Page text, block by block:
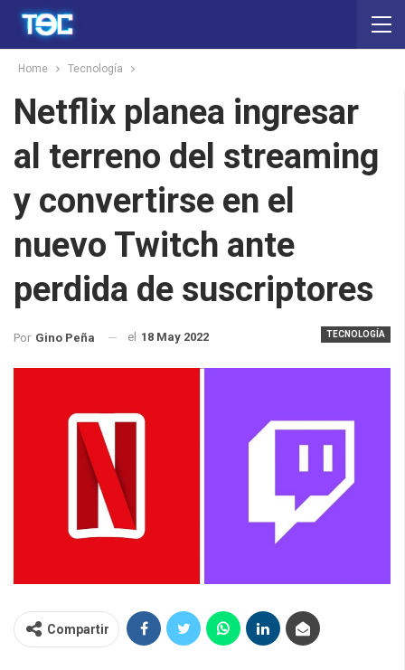
Home Tecnología
Netflix planea ingresar
al terreno del streaming
y convertirse en el
nuevo Twitch ante
perdida de suscriptores
TECNOLOGÍA
Por Gino Peña el 18 May 2022
Compartir